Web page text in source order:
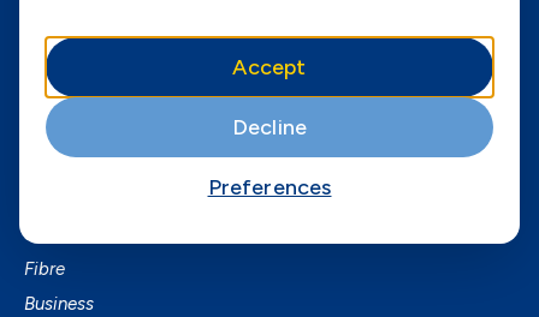
Carrières
Yas en Afrique
Axian Telecom
Services Mobiles
Fibre
Business
Accept
Decline
Preferences